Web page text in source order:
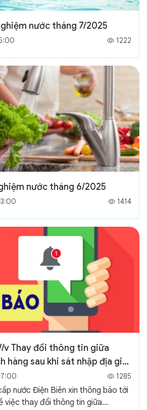
nước tháng 7/2025
1222
nước tháng 6/2025
1414
v Thay đổi thông tin giữa
hàng sau khi sát nhập địa giới
tỉnh Điện Biên
1285
nước Điện Biên xin thông báo tới
việc thay đổi thông tin giữa...